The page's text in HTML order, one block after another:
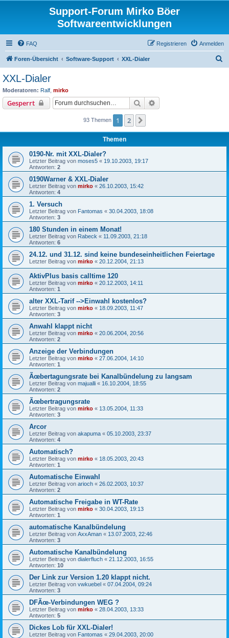
Support-Forum Mirko Böer
Softwareentwicklungen
FAQ Anmelden
Registrieren
Foren-Übersicht Software-Support XXL-Dialer
XXL-Dialer
Moderatoren: Ralf mirko
Gesperrt Suche
93 Themen 1 2
Themen
0190-Nr. mit XXL-Dialer?
Letzter Beitrag von moses5 « 19.10.2003, 19:17
Antworten: 2
0190Warner & XXL-Dialer
Letzter Beitrag von mirko « 26.10.2003, 15:42
Antworten: 4
1. Versuch
Letzter Beitrag von Fantomas « 30.04.2003, 18:08
Antworten: 3
180 Stunden in einem Monat!
Letzter Beitrag von Rabeck « 11.09.2003, 21:18
Antworten: 6
24.12. und 31.12. sind keine bundeseinheitlichen Feiertage
Letzter Beitrag von mirko « 20.12.2004, 21:13
AktivPlus basis calltime 120
Letzter Beitrag von mirko « 20.12.2003, 14:11
Antworten: 1
alter XXL-Tarif -->Einwahl kostenlos?
Letzter Beitrag von mirko « 18.09.2003, 11:47
Antworten: 3
Anwahl klappt nicht
Letzter Beitrag von mirko « 20.06.2004, 20:56
Antworten: 2
Anzeige der Verbindungen
Letzter Beitrag von mirko « 27.06.2004, 14:10
Antworten: 1
Ãœbertagungsrate bei Kanalbündelung zu langsam
Letzter Beitrag von majualli « 16.10.2004, 18:55
Antworten: 2
Ãœbertragungsrate
Letzter Beitrag von mirko « 13.05.2004, 11:33
Antworten: 3
Arcor
Letzter Beitrag von akapuma « 05.10.2003, 23:37
Antworten: 4
Automatisch?
Letzter Beitrag von mirko « 18.05.2003, 20:43
Antworten: 1
Automatische Einwahl
Letzter Beitrag von arioch « 26.02.2003, 10:37
Antworten: 2
Automatische Freigabe in WT-Rate
Letzter Beitrag von mirko « 30.04.2003, 19:13
Antworten: 1
automatische Kanalbündelung
Letzter Beitrag von AxxAman « 13.07.2003, 22:46
Antworten: 3
Automatische Kanalbündelung
Letzter Beitrag von dialerfluch « 21.12.2003, 16:55
Antworten: 10
Der Link zur Version 1.20 klappt nicht.
Letzter Beitrag von vwkuebel « 07.04.2004, 09:24
Antworten: 3
DFÃœ-Verbindungen WEG ?
Letzter Beitrag von mirko « 28.04.2003, 13:33
Antworten: 5
Dickes Lob für XXL-Dialer!
Letzter Beitrag von Fantomas « 29.04.2003, 20:00